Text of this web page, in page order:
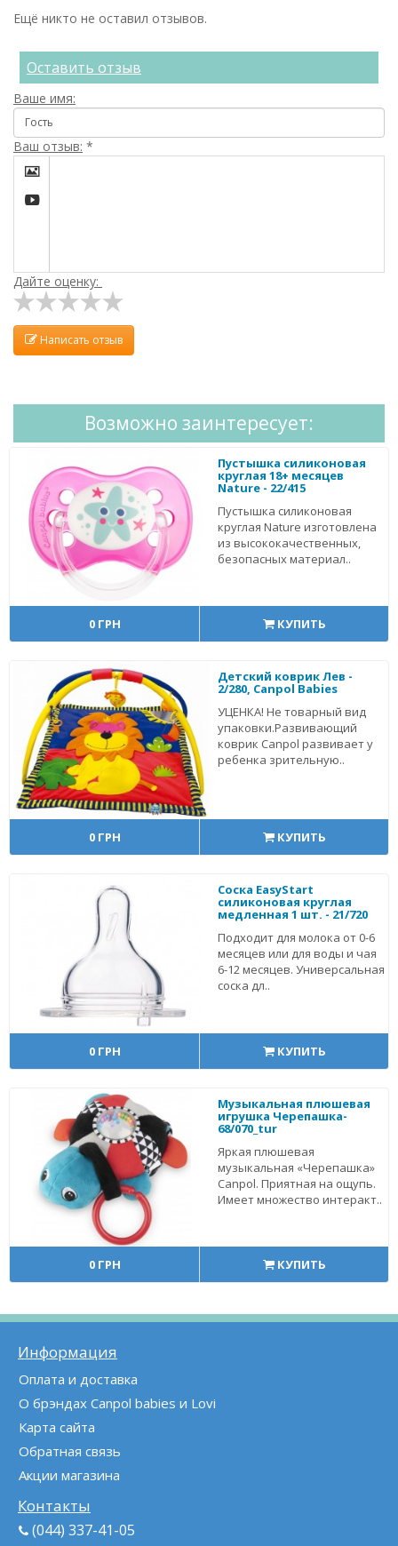
Ещё никто не оставил отзывов.
Оставить отзыв
Ваше имя:
Ваш отзыв: *


Дайте оценку:
Написать отзыв
Возможно заинтересует:
Пустышка силиконовая
круглая 18+ месяцев
Nature - 22/415
Пустышка силиконовая
круглая Nature изготовлена
из высококачественных,
безопасных материал..
0 ГРН КУПИТЬ
Детский коврик Лев -
2/280, Canpol Babies
УЦЕНКА! Не товарный вид
упаковки.Развивающий
коврик Canpol развивает у
ребенка зрительную..
0 ГРН КУПИТЬ
Соска EasyStart
силиконовая круглая
медленная 1 шт. - 21/720
Подходит для молока от 0-6
месяцев или для воды и чая
6-12 месяцев. Универсальная
соска дл..
0 ГРН КУПИТЬ
Музыкальная плюшевая
игрушка Черепашка-
68/070_tur
Яркая плюшевая
музыкальная «Черепашка»
Canpol. Приятная на ощупь.
Имеет множество интеракт..
0 ГРН КУПИТЬ
Информация
Оплата и доставка
О брэндах Canpol babies и Lovi
Карта сайта
Обратная связь
Акции магазина
Контакты
(044) 337-41-05